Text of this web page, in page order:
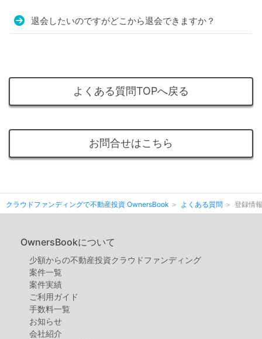
退会したいのですがどこから退会できますか？
よくある質問TOPへ戻る
お問合せはこちら
クラウドファンディングで不動産投資 OwnersBook よくある質問 登録情
OwnersBookについて
少額からの不動産投資クラウドファンディング
案件⼀覧
案件実績
ご利用ガイド
手数料一覧
お知らせ
会社紹介